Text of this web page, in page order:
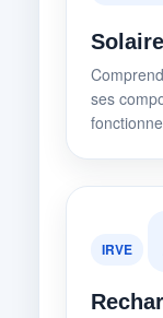
ses
IRVE